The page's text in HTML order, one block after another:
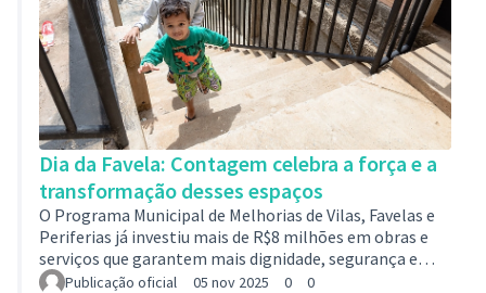
Dia da Favela: Contagem celebra a força e a
transformação desses espaços
O Programa Municipal de Melhorias de Vilas, Favelas e
Periferias já investiu mais de R$8 milhões em obras e
serviços que garantem mais dignidade, segurança e
qualidade de vidaA Prefeitura de Contagem reforça seu
Publicação oficial 05 nov 2025 0 0